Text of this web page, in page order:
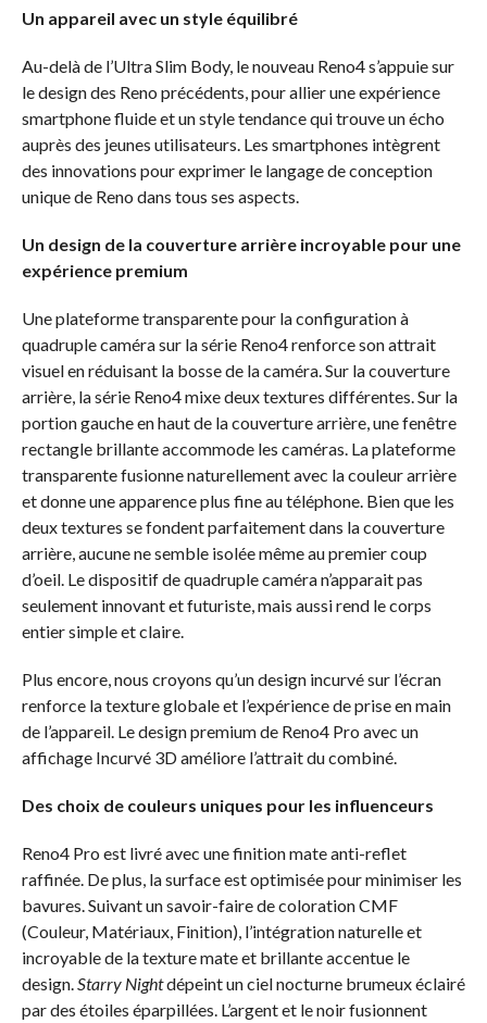
Un appareil avec un style équilibré
Au-delà de l’Ultra Slim Body, le nouveau Reno4 s’appuie sur
le design des Reno précédents, pour allier une expérience
smartphone fluide et un style tendance qui trouve un écho
auprès des jeunes utilisateurs. Les smartphones intègrent
des innovations pour exprimer le langage de conception
unique de Reno dans tous ses aspects.
Un design de la couverture arrière incroyable pour une
expérience premium
Une plateforme transparente pour la configuration à
quadruple caméra sur la série Reno4 renforce son attrait
visuel en réduisant la bosse de la caméra. Sur la couverture
arrière, la série Reno4 mixe deux textures différentes. Sur la
portion gauche en haut de la couverture arrière, une fenêtre
rectangle brillante accommode les caméras. La plateforme
transparente fusionne naturellement avec la couleur arrière
et donne une apparence plus fine au téléphone. Bien que les
deux textures se fondent parfaitement dans la couverture
arrière, aucune ne semble isolée même au premier coup
d’oeil. Le dispositif de quadruple caméra n’apparait pas
seulement innovant et futuriste, mais aussi rend le corps
entier simple et claire.
Plus encore, nous croyons qu’un design incurvé sur l’écran
renforce la texture globale et l’expérience de prise en main
de l’appareil. Le design premium de Reno4 Pro avec un
affichage Incurvé 3D améliore l’attrait du combiné.
Des choix de couleurs uniques pour les influenceurs
Reno4 Pro est livré avec une finition mate anti-reflet
raffinée. De plus, la surface est optimisée pour minimiser les
bavures. Suivant un savoir-faire de coloration CMF
(Couleur, Matériaux, Finition), l’intégration naturelle et
incroyable de la texture mate et brillante accentue le
design.Starry Nightdépeint un ciel nocturne brumeux éclairé
par des étoiles éparpillées. L’argent et le noir fusionnent